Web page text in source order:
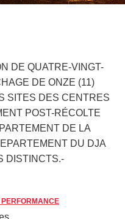
DE QUATRE-VINGT-
DE ONZE (11)
SITES DES CENTRES
POST-RÉCOLTE
DE LA
DU DJA
DISTINCTS.-